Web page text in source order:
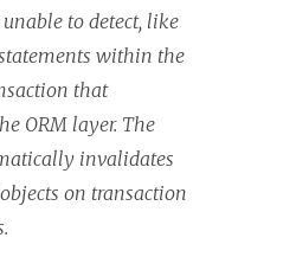
to detect, like
within the
that
ORM layer. The
invalidates
on transaction